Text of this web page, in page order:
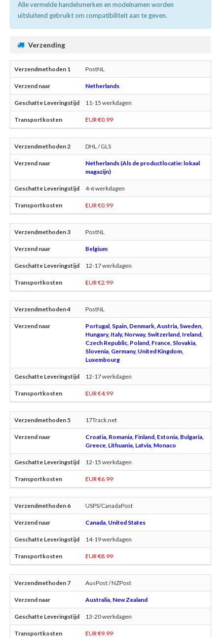
Alle vermelde handelsmerken en modelnamen worden
uitsluitend gebruikt om compatibiliteit aan te geven.
Verzending
PostNL
Netherlands
11-15 werkdagen
EUR €0.99
DHL / GLS
Netherlands (Als de productlocatie: lokaal
magazijn)
4-6 werkdagen
EUR €0.99
PostNL
Belgium
12-17 werkdagen
EUR €2.99
PostNL
Portugal, Spain, Denmark, Austria, Sweden,
Hungary, Italy, Norway, Switzerland, Ireland,
Czech Republic, Poland, France, Slovakia,
Slovenia, Germany, United Kingdom,
Luxembourg
12-17 werkdagen
EUR €4.99
17Track.net
Croatia, Romania, Finland, Estonia, Bulgaria,
Greece, Lithuania, Latvia, Monaco
12-15 werkdagen
EUR €6.99
USPS/CanadaPost
Canada, United States
14-19 werkdagen
EUR €8.99
AusPost / NZPost
Australia, New Zealand
13-20 werkdagen
EUR €9.99